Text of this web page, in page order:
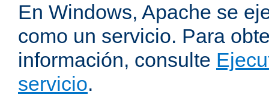
En Windows, Apache se
como un servicio. Para
información, consulte
servicio.